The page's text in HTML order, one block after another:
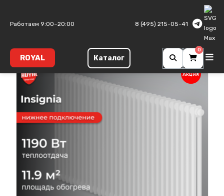
Работаем 9:00–20:00 8 (495) 215-05-41
ROYAL Каталог
0
Акция